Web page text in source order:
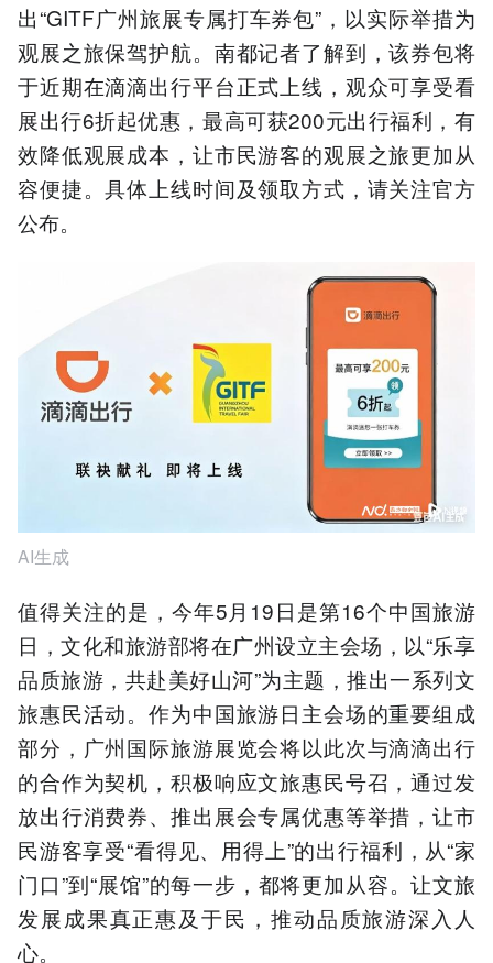
出“GITF广州旅展专属打车券包”，以实际举措为
观展之旅保驾护航。南都记者了解到，该券包将
于近期在滴滴出行平台正式上线，观众可享受看
展出行6折起优惠，最高可获200元出行福利，有
效降低观展成本，让市民游客的观展之旅更加从
容便捷。具体上线时间及领取方式，请关注官方
公布。
AI生成
值得关注的是，今年5月19日是第16个中国旅游
日，文化和旅游部将在广州设立主会场，以“乐享
品质旅游，共赴美好山河”为主题，推出一系列文
旅惠民活动。作为中国旅游日主会场的重要组成
部分，广州国际旅游展览会将以此次与滴滴出行
的合作为契机，积极响应文旅惠民号召，通过发
放出行消费券、推出展会专属优惠等举措，让市
民游客享受“看得见、用得上”的出行福利，从“家
门口”到“展馆”的每一步，都将更加从容。让文旅
发展成果真正惠及于民，推动品质旅游深入人
心。